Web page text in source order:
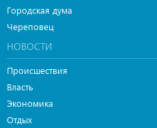
Городская дума
Череповец
НОВОСТИ
Происшествия
Власть
Экономика
Отдых